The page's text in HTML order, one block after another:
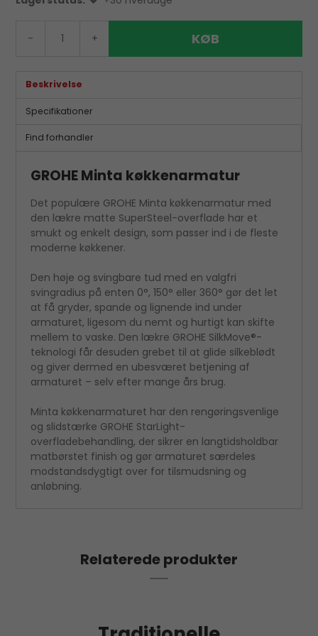
- + KØB
Beskrivelse
Specifikationer
Find forhandler
GROHE Minta køkkenarmatur
Det populære GROHE Minta køkkenarmatur med
den lækre matte SuperSteel-overflade har et
smukt og enkelt design, som passer ind i de fleste
moderne køkkener.
Den høje og svingbare tud med en valgfri
svingradius på enten 0°, 150° eller 360° gør det let
at få gryder, spande og lignende ind under
armaturet, ligesom du nemt og hurtigt kan skifte
mellem to vaske. Den lækre GROHE SilkMove®-
teknologi får desuden grebet til at glide silkeblødt
og giver dermed en ubesværet betjening af
armaturet – selv efter mange års brug.
Minta køkkenarmaturet har den rengøringsvenlige
og slidstærke GROHE StarLight-
overfladebehandling, der sikrer en langtidsholdbar
matbørstet finish og gør armaturet særdeles
modstandsdygtigt over for tilsmudsning og
anløbning.
Relaterede produkter